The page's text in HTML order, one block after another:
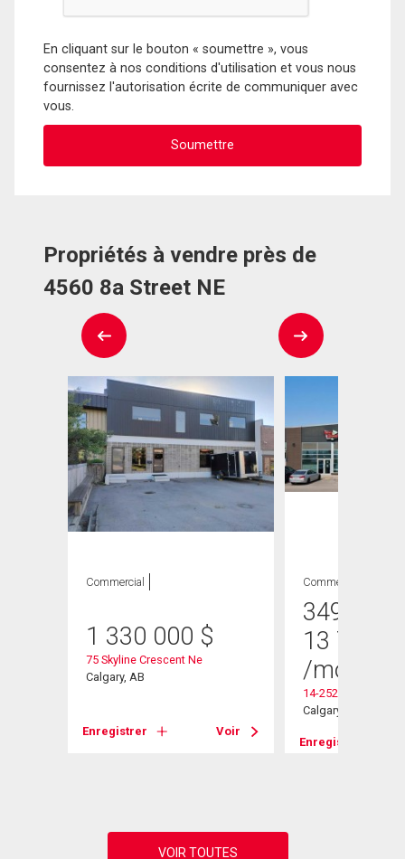
En cliquant sur le bouton « soumettre », vous
consentez à nos conditions d'utilisation et vous nous
fournissez l'autorisation écrite de communiquer avec
vous.
Propriétés à vendre près de
4560 8a Street NE
Commercial
1 330 000 $
75 Skyline Crescent Ne
Calgary, AB
Enregistrer Voir
Commercial
349 000
13
/mois
14-252 Aviation
Calgary, AB
Enregistrer